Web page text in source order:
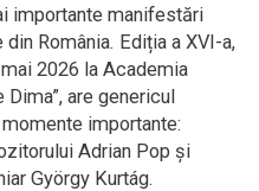
importante manifestări
România. Ediția a XVI-a,
2026 la Academia
Dima”, are genericul
importante:
Adrian Pop și
György Kurtág.